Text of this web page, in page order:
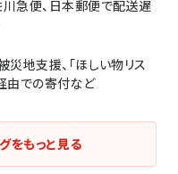
川急便、日本郵便で配送遅
地支援、「ほしい物リス
由での寄付など
をもっと見る